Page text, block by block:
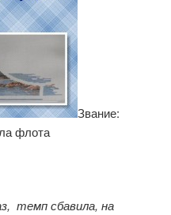
Звание:
флота
темп сбавила, на